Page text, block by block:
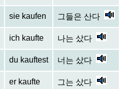
sie kaufen 그들은 산다
ich kaufte 나는 샀다
du kauftest 너는 샀다
er kaufte 그는 샀다